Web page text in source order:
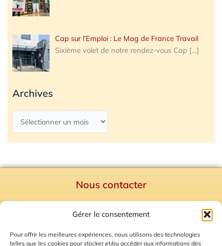
Gérer le consentement
Pour offrir les meilleures expériences, nous utilisons des technologies
telles que les cookies pour stocker et/ou accéder aux informations des
Cap sur l’Emploi : Le Mag de France Travail
Sixième volet de notre rendez-vous Cap […]
Archives
Nous contacter
Mentions Légales
Plan du site